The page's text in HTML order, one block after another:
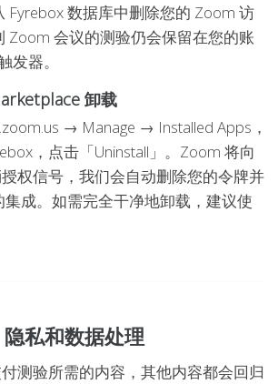
Fyrebox 数据库中删除您的 Zoom 访
Zoom 会议的测验仍会保留在您的账
发器。
卸载
→ Manage → Installed Apps，
，点击「Uninstall」。Zoom 将向
权信号，我们会自动删除您的令牌并
成。如需完全干净地卸载，建议使
隐私和数据处理
测验所需的内容，其他内容都会回归